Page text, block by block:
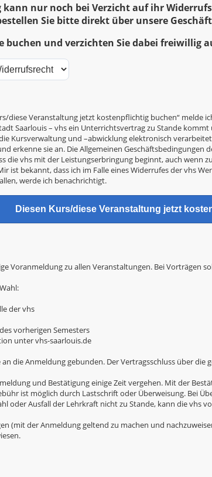
nur noch bei Verzicht auf ihr
Sie bitte direkt über unsere
buchen und verzichten Sie dabei freiwillig
diese Veranstaltung jetzt kostenpflichtig buchen“
Saarlouis – vhs ein Unterrichtsvertrag zu Stande
Kursverwaltung und –abwicklung elektronisch
erkenne sie an. Die Allgemeinen
die vhs mit der Leistungserbringung beginnt, auch wenn
ist bekannt, dass ich im Falle eines Widerrufes der vhs
werde ich benachrichtigt.
Voranmeldung zu allen Veranstaltungen. Bei Vorträgen
der vhs
vorherigen Semesters
unter vhs-saarlouis.de
die Anmeldung gebunden. Der Vertragsschluss über
und Bestätigung einige Zeit vergehen. Mit der
ist möglich durch Lastschrift oder Überweisung. Bei
oder Ausfall der Lehrkraft nicht zu Stande, kann die vhs
(mit der Anmeldung geltend zu machen und